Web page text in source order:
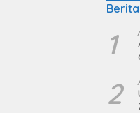
1
2